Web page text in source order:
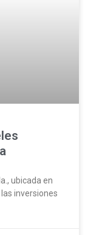
ubicada en
inversiones